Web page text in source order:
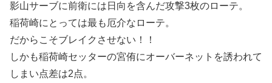
影山サーブに前衛には日向を含んだ攻撃3枚のローテ。
稲荷崎にとっては最も厄介なローテ。
だからこそブレイクさせない！！
しかも稲荷崎セッターの宮侑にオーバーネットを誘われて
しまい点差は2点。